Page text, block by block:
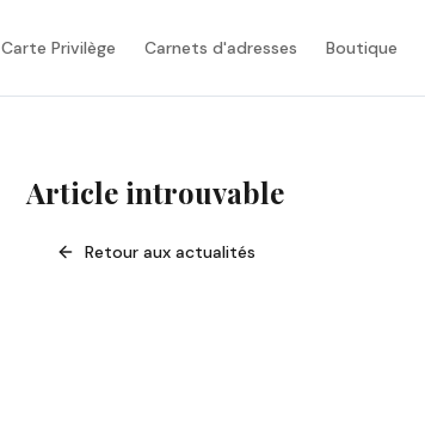
Carte Privilège Carnets d'adresses Boutique
Article introuvable
Retour aux actualités